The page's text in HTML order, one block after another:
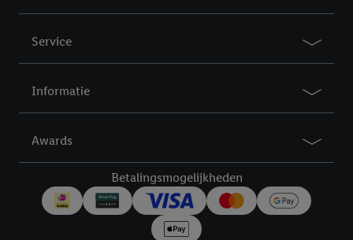
Service
Informatie
Awards
Betalingsmogelijkheden